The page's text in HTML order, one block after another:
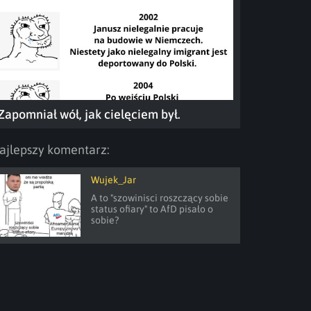
wół, jak cielęciem był.
komentarz:
Wujek_Jar
A to "szowinisci roszczący sobie
status ofiary" to AfD pisało o
sobie?